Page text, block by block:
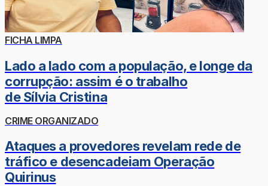
FICHA LIMPA
Lado a lado com a população, e longe da
corrupção: assim é o trabalho
de Sílvia Cristina
CRIME ORGANIZADO
Ataques a provedores revelam rede de
tráfico e desencadeiam Operação
Quirinus